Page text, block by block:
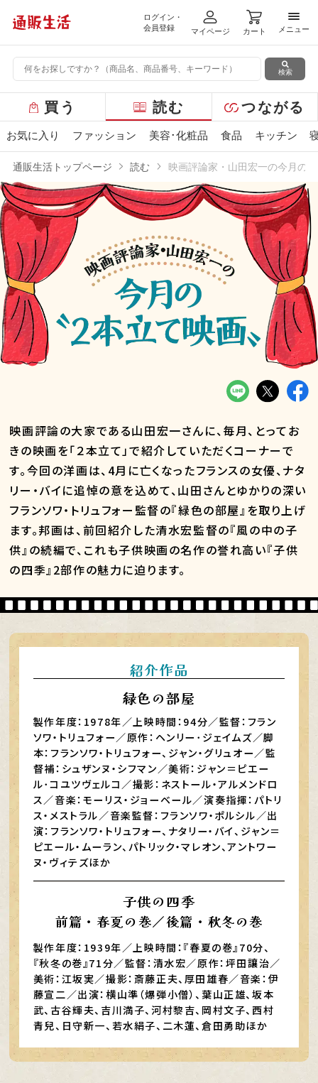
ログイン・
会員登録
マイページ カート
メニ
メニュー
検索
ー
バ
ニ
ュ
ー
買う 読む つながる
お気に入り ファッション 美容･化粧品 食品 キッチン
通販生活トップページ 読む 映画評論家・山田宏一の今月の
映画評論の大家である山田宏一さんに、毎月、とってお
きの映画を「２本立て」で紹介していただくコーナーで
す。今回の洋画は、4月に亡くなったフランスの女優、ナタ
リー・バイに追悼の意を込めて、山田さんとゆかりの深い
フランソワ・トリュフォー監督の『緑色の部屋』を取り上げ
ます。邦画は、前回紹介した清水宏監督の『風の中の子
供』の続編で、これも子供映画の名作の誉れ高い『子供
の四季』2部作の魅力に迫ります。
紹介作品
緑色の部屋
製作年度：1978年／上映時間：94分／監督：フラン
ソワ・トリュフォー／原作：ヘンリー･ジェイムズ／脚
本：フランソワ・トリュフォー、ジャン・グリュオー／監
督補：シュザンヌ・シフマン／美術：ジャン＝ピエー
ル･コユツヴェルコ／撮影：ネストール・アルメンドロ
ス／音楽：モーリス・ジョーベール／演奏指揮：パトリ
ス・メストラル／音楽監督：フランソワ・ポルシル／出
演：フランソワ・トリュフォー、ナタリー・バイ、ジャン＝
ピエール・ムーラン、パトリック・マレオン、アントワー
ヌ・ヴィテズほか
子供の四季
前篇・春夏の巻／後篇・秋冬の巻
製作年度：1939年／上映時間：『春夏の巻』70分、
『秋冬の巻』71分／監督：清水宏／原作：坪田讓治／
美術：江坂実／撮影：斎藤正夫、厚田雄春／音楽：伊
藤宣二／出演：横山準（爆弾小僧）、葉山正雄、坂本
武、古谷輝夫、吉川満子、河村黎吉、岡村文子、西村
青兒、日守新一、若水絹子、二木蓮、倉田勇助ほか